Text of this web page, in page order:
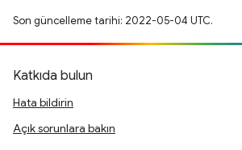
Son güncelleme tarihi: 2022-05-04 UTC.
Katkıda bulun
Hata bildirin
Açık sorunlara bakın